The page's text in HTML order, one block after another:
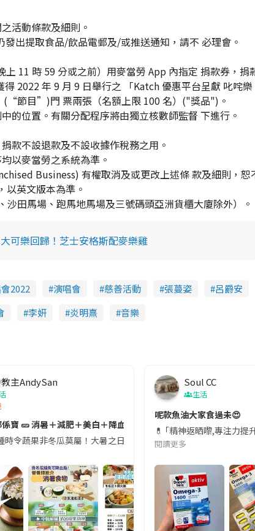
活動條款及細則。
出提取食品/飲品電郵及/或推送通知，請不 必理會。
11 時 59 分或之前）用麥當勞 App 內指定 捐款券，捐
2022 年 9 月 9 日舉行之 「Katch 優惠平台呈獻 叱咤樂
(“節目”)門 票兩張（名額上限 100 名）("獎品")。
的位置。有關分配程序將由獨立核數師監督 下進行。
款不設退款及不設收據作稅務之用。
以麥當勞之系統為準。
Business) 有權取消及或更改上述條 款及細則，恕
英文版本為準。
田馬場、跑馬地馬場及三號碼頭亞洲貨櫃大廈除外）。
可樂回歸！芝士安格斯配麥樂雞
2022 演唱會 慈善活動 張蔓姿
呂爵安
李妍 炎明熹 音樂
標示」🚨
留意隨身行李中的行動電源。一名旅客日前在機場安檢時，
主AndySan
寶 🥒 消暑＋減肥＋美白＋降血脂
時令蔬果非冬瓜莫屬！大暑之日，點都要飲碗冬瓜湯消暑解渴
Soul CC
生活
呢款魚油大家食過未😍
💊 ｢精神返晒嚟,專注力
閱讀更多